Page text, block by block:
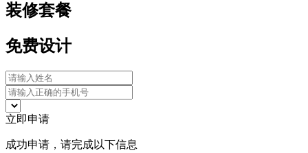
装修套餐
免费设计
立即申请
成功申请，请完成以下信息